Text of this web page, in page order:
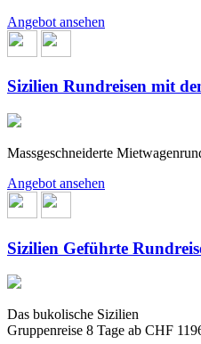
Angebot ansehen
Sizilien Rundreisen mit
Massgeschneiderte
Angebot ansehen
Sizilien Geführte
Das bukolische Sizilien
Gruppenreise 8 Tage ab CHF